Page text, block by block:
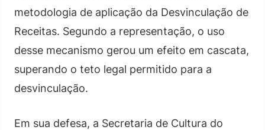
metodologia de aplicação da Desvinculação de
Receitas. Segundo a representação, o uso
desse mecanismo gerou um efeito em cascata,
superando o teto legal permitido para a
desvinculação.
Em sua defesa, a Secretaria de Cultura do